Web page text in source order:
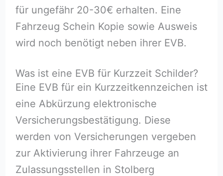
für ungefähr 20-30€ erhalten. Eine
Fahrzeug Schein Kopie sowie Ausweis
wird noch benötigt neben ihrer EVB.
Was ist eine EVB für Kurzzeit Schilder?
Eine EVB für ein Kurzzeitkennzeichen ist
eine Abkürzung elektronische
Versicherungsbestätigung. Diese
werden von Versicherungen vergeben
zur Aktivierung ihrer Fahrzeuge an
Zulassungsstellen in Stolberg